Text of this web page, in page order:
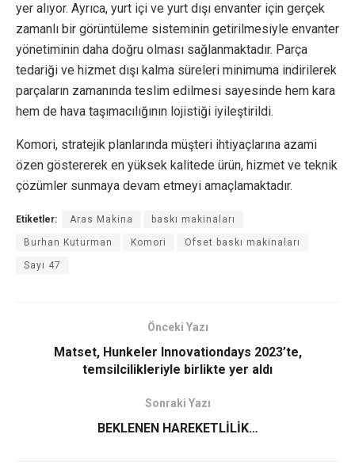
yer alıyor. Ayrıca, yurt içi ve yurt dışı envanter için gerçek
zamanlı bir görüntüleme sisteminin getirilmesiyle envanter
yönetiminin daha doğru olması sağlanmaktadır. Parça
tedariği ve hizmet dışı kalma süreleri minimuma indirilerek
parçaların zamanında teslim edilmesi sayesinde hem kara
hem de hava taşımacılığının lojistiği iyileştirildi.
Komori, stratejik planlarında müşteri ihtiyaçlarına azami
özen göstererek en yüksek kalitede ürün, hizmet ve teknik
çözümler sunmaya devam etmeyi amaçlamaktadır.
Etiketler: Aras Makina baskı makinaları
Burhan Kuturman Komori Ofset baskı makinaları
Sayı 47
Önceki Yazı
Matset, Hunkeler Innovationdays 2023’te,
temsilcilikleriyle birlikte yer aldı
Sonraki Yazı
BEKLENEN HAREKETLİLİK…